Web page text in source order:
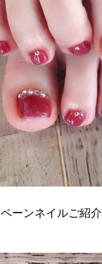
ーンネイルご紹介